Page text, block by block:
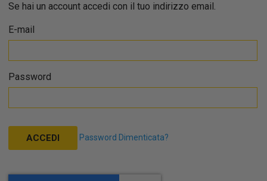
Se hai un account accedi con il tuo indirizzo email.
E-mail
Password
ACCEDI Password Dimenticata?